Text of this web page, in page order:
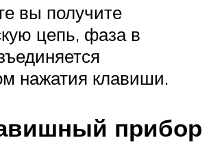
вы получите
цепь, фаза в
нажатия клавиши.
прибор